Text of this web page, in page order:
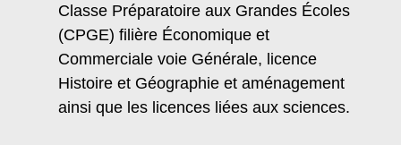
Classe Préparatoire aux Grandes Écoles
(CPGE) filière Économique et
Commerciale voie Générale, licence
Histoire et Géographie et aménagement
ainsi que les licences liées aux sciences.